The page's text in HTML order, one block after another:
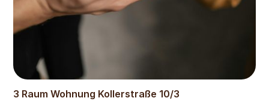
514€
3 Raum Wohnung Kollerstraße 10/3